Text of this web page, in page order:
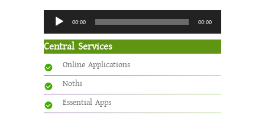
Audio
Player
00:00 00:00
Central Services
Online Applications
Nothi
Essential Apps